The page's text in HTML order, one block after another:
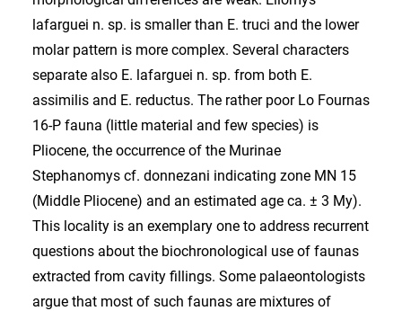
lafarguei n. sp. is smaller than E. truci and the lower
molar pattern is more complex. Several characters
separate also E. lafarguei n. sp. from both E.
assimilis and E. reductus. The rather poor Lo Fournas
16-P fauna (little material and few species) is
Pliocene, the occurrence of the Murinae
Stephanomys cf. donnezani indicating zone MN 15
(Middle Pliocene) and an estimated age ca. ± 3 My).
This locality is an exemplary one to address recurrent
questions about the biochronological use of faunas
extracted from cavity fillings. Some palaeontologists
argue that most of such faunas are mixtures of